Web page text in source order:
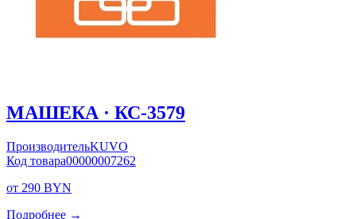
МАШЕКА · КС-3579
ПроизводительKUVO
Код товара00000007262
от 290 BYN
Подробнее →